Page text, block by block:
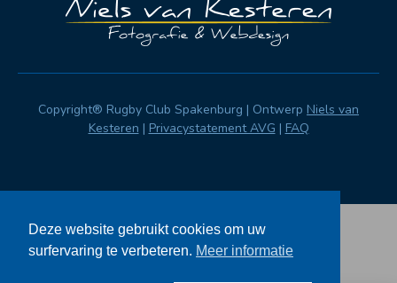
Copyright® Rugby Club Spakenburg | Ontwerp Niels van
Kesteren | Privacystatement AVG | FAQ
Deze website gebruikt cookies om uw
surfervaring te verbeteren. Meer informatie